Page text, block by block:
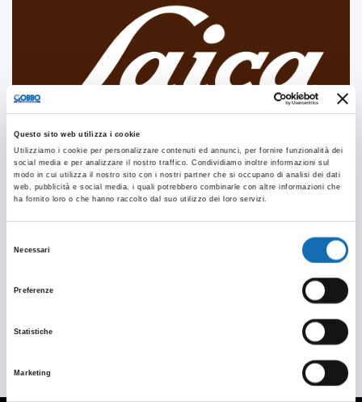
Questo sito web utilizza i cookie
Utilizziamo i cookie per personalizzare contenuti ed annunci, per fornire funzionalità dei
social media e per analizzare il nostro traffico. Condividiamo inoltre informazioni sul
modo in cui utilizza il nostro sito con i nostri partner che si occupano di analisi dei dati
web, pubblicità e social media, i quali potrebbero combinarle con altre informazioni che
ha fornito loro o che hanno raccolto dal suo utilizzo dei loro servizi.
Necessari
Preferenze
Statistiche
Marketing